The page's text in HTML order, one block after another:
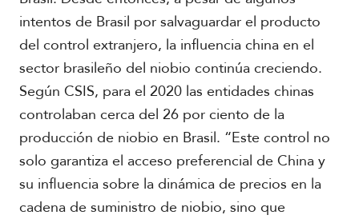
intentos de Brasil por salvaguardar el producto
del control extranjero, la influencia china en el
sector brasileño del niobio continúa creciendo.
Según CSIS, para el 2020 las entidades chinas
controlaban cerca del 26 por ciento de la
producción de niobio en Brasil. “Este control no
solo garantiza el acceso preferencial de China y
su influencia sobre la dinámica de precios en la
cadena de suministro de niobio, sino que